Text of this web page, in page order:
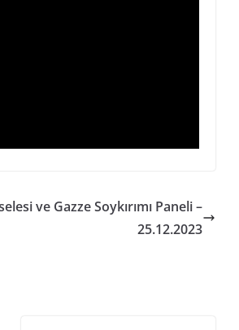
ve Gazze Soykırımı Paneli –
25.12.2023